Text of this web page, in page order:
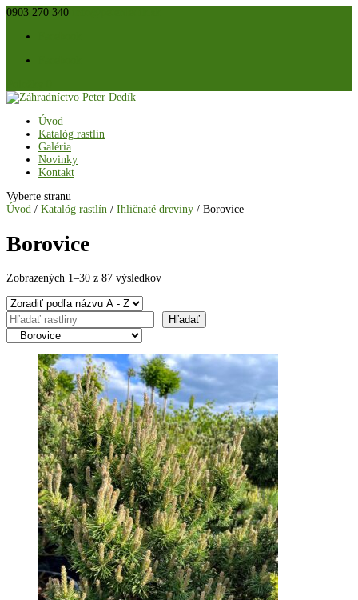
0903 270 340
Úvod
Katalóg rastlín
Galéria
Novinky
Kontakt
Vyberte stranu
Úvod / Katalóg rastlín / Ihličnaté dreviny / Borovice
Borovice
Zobrazených 1–30 z 87 výsledkov
Hľadať Hľadať